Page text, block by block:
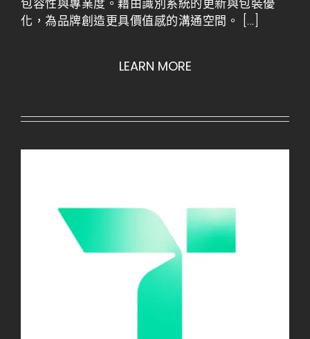
包容性與專業度。藉由識別系統的更新與包裝優
化，為品牌創造更具價值感的溝通空間。
[...]
LEARN MORE